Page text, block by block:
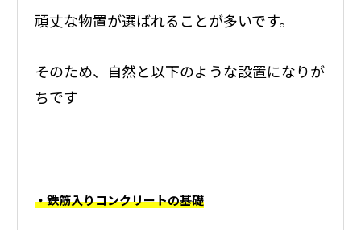
頑丈な物置が選ばれることが多いです。
そのため、自然と以下のような設置になりが
ちです
・鉄筋入りコンクリートの基礎